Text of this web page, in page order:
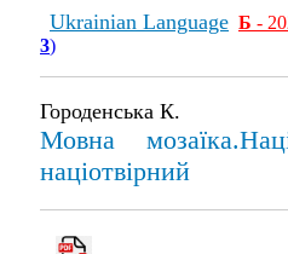
Ukrainian Language Б -
3)
Городенська К.
Мовна
націотвірний